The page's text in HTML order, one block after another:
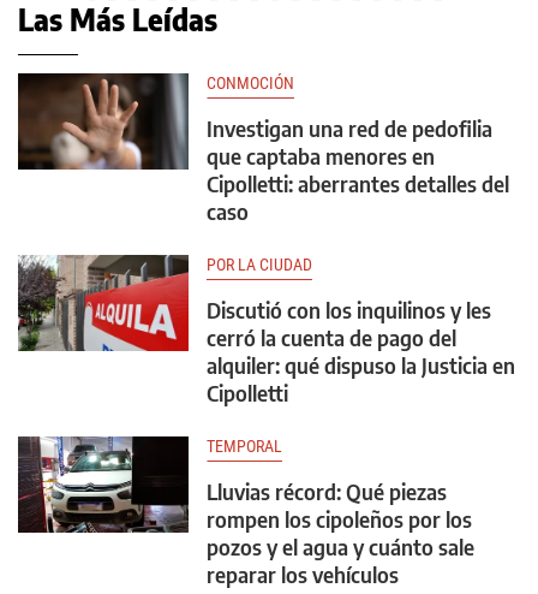
Las Más Leídas
CONMOCIÓN
Investigan una red de pedofilia
que captaba menores en
Cipolletti: aberrantes detalles del
caso
POR LA CIUDAD
Discutió con los inquilinos y les
cerró la cuenta de pago del
alquiler: qué dispuso la Justicia en
Cipolletti
TEMPORAL
Lluvias récord: Qué piezas
rompen los cipoleños por los
pozos y el agua y cuánto sale
reparar los vehículos